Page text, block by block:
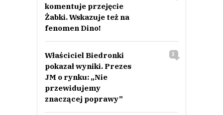
komentuje przejęcie
Żabki. Wskazuje też na
fenomen Dino!
Właściciel Biedronki
pokazał wyniki. Prezes
JM o rynku: „Nie
przewidujemy
znaczącej poprawy”
3